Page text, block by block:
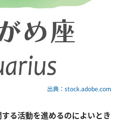
出典：stock.adobe.com
る活動を進めるのによいとき